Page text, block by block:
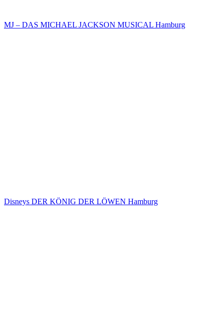
MJ – DAS MICHAEL JACKSON MUSICAL Hamburg
Disneys DER KÖNIG DER LÖWEN Hamburg